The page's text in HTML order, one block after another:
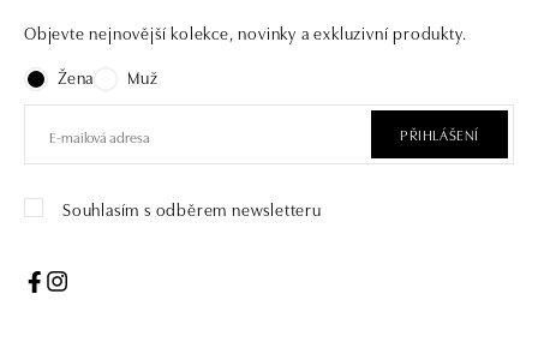
Objevte nejnovější kolekce, novinky a exkluzivní produkty.
Žena
Muž
PŘIHLÁŠENÍ
Souhlasím s odběrem newsletteru